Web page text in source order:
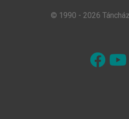
© 1990 - 2026